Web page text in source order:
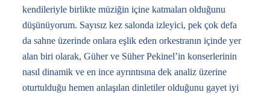
kendileriyle birlikte müziğin içine katmaları olduğunu
düşünüyorum. Sayısız kez salonda izleyici, pek çok defa
da sahne üzerinde onlara eşlik eden orkestranın içinde yer
alan biri olarak, Güher ve Süher Pekinel’in konserlerinin
nasıl dinamik ve en ince ayrıntısına dek analiz üzerine
oturtulduğu hemen anlaşılan dinletiler olduğunu gayet iyi